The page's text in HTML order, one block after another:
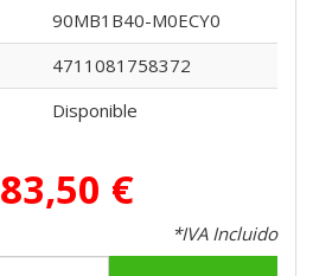
90MB1B40-M0ECY0
4711081758372
Disponible
83,50 €
*IVA Incluido